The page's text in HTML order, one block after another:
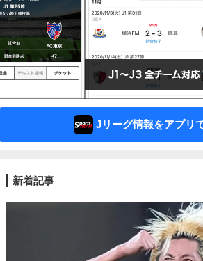
Jリーグ情報をアプリ
新着記事